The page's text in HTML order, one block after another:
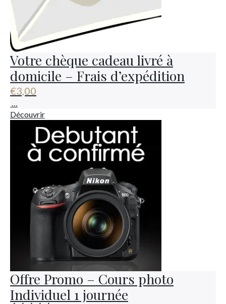
Votre chèque cadeau livré à
domicile – Frais d’expédition
€3,00
…
Découvrir
Offre Promo – Cours photo
Individuel 1 journée